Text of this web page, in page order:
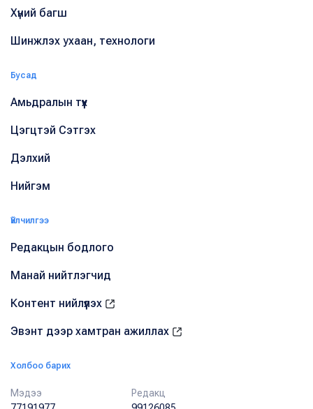
Хүний багш
Шинжлэх ухаан, технологи
Бусад
Амьдралын түүх
Цэгцтэй Сэтгэх
Дэлхий
Нийгэм
Үйлчилгээ
Редакцын бодлого
Манай нийтлэгчид
Контент нийлүүлэх
Эвэнт дээр хамтран ажиллах
Холбоо барих
Мэдээ
Редакц